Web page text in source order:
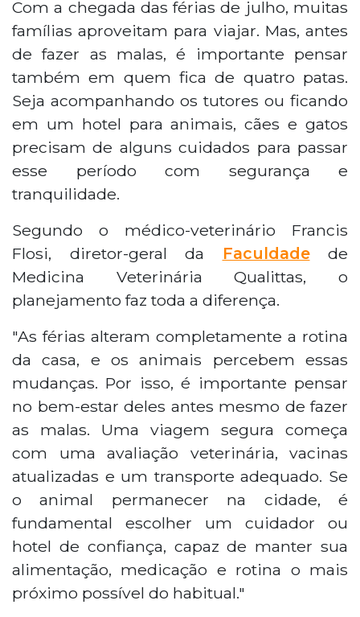
Com a chegada das férias de julho, muitas
famílias aproveitam para viajar. Mas, antes
de fazer as malas, é importante pensar
também em quem fica de quatro patas.
Seja acompanhando os tutores ou ficando
em um hotel para animais, cães e gatos
precisam de alguns cuidados para passar
esse período com segurança e
tranquilidade.
Segundo o médico-veterinário Francis
Flosi, diretor-geral da
Faculdadede
Medicina Veterinária Qualittas, o
planejamento faz toda a diferença.
"As férias alteram completamente a rotina
da casa, e os animais percebem essas
mudanças. Por isso, é importante pensar
no bem-estar deles antes mesmo de fazer
as malas. Uma viagem segura começa
com uma avaliação veterinária, vacinas
atualizadas e um transporte adequado. Se
o animal permanecer na cidade, é
fundamental escolher um cuidador ou
hotel de confiança, capaz de manter sua
alimentação, medicação e rotina o mais
próximo possível do habitual."